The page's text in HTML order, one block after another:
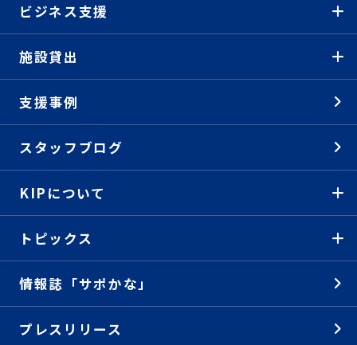
ビジネス支援
施設貸出
支援事例
スタッフブログ
KIPについて
トピックス
情報誌「サポかな」
プレスリリース